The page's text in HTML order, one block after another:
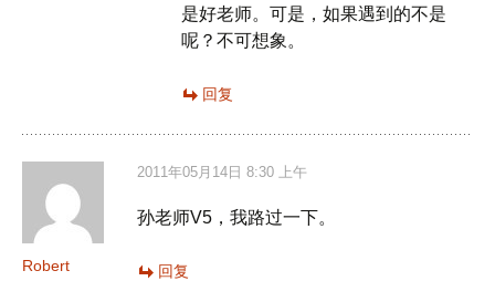
是好老师。可是，如果遇到的不是
呢？不可想象。
回复
Robert
2011年05月14日 8:30 上午
孙老师V5，我路过一下。
回复